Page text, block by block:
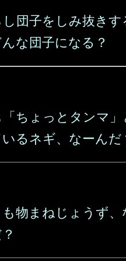
団子をしみ抜きす
な団子になる？
ちょっとタンマ」
るネギ、なーんだ
物まねじょうず、